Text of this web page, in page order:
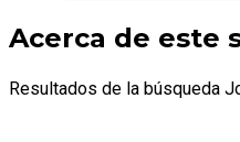
Acerca de este
Resultados de la búsqueda